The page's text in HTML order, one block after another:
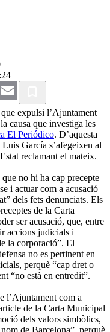
Email
expulsi l’Ajuntament
causa que investiga les
El Periódico. D’aquesta
García s’afegeixen al
reclamant el mateix.
no hi ha cap precepte
i actuar com a acusació
dels fets denunciats. Els
de la Carta
ser acusació, que, entre
accions judicials i
la corporació”. El
no es pertinent en
perquè “cap dret o
“no està en entredit”.
l’Ajuntament com a
de la Carta Municipal
dels valors simbòlics,
de Barcelona”, perquè